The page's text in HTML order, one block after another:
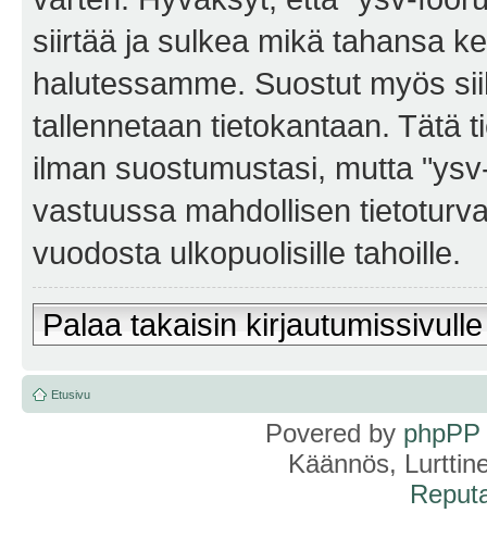
siirtää ja sulkea mikä tahansa
halutessamme. Suostut myös
tallennetaan tietokantaan. Tätä
ilman suostumustasi, mutta
vastuussa mahdollisen
vuodosta ulkopuolisille tahoille.
Palaa takaisin kirjautumissivulle
Etusivu
Povered by phpPP
Käännös,